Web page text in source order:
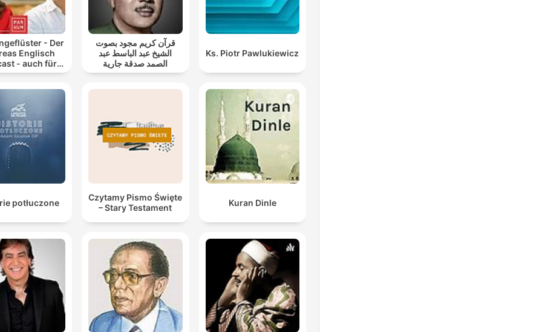
- Der
Englisch
- auch für
قرآن كريم مجود بصوت
الشيخ عبد الباسط عبد
الصمد صدقة جارية
Ks. Piotr Pawlukiewicz
potłuczone
Czytamy Pismo Święte
– Stary Testament
Kuran Dinle